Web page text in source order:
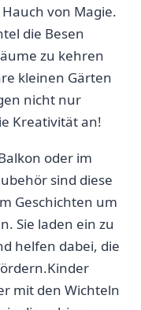
von Magie.
die Besen
zu kehren
kleinen Gärten
nicht nur
Kreativität an!
oder im
sind diese
Geschichten⁤ um
Sie laden ein zu
helfen dabei, die
mit den Wichteln